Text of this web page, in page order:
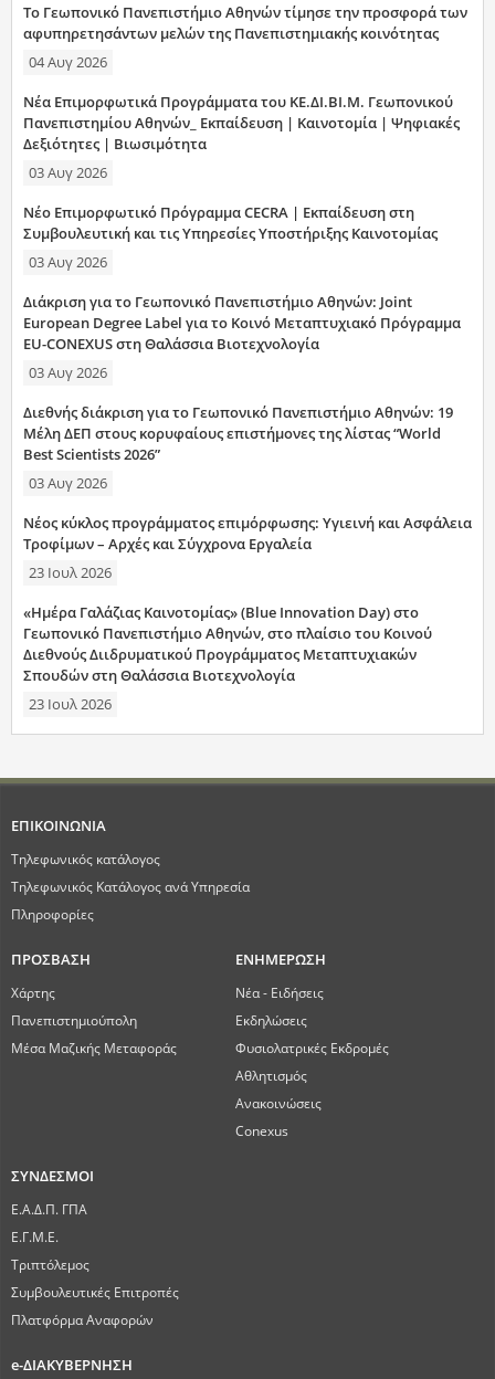
Το Γεωπονικό Πανεπιστήμιο Αθηνών τίμησε την προσφορά των
αφυπηρετησάντων μελών της Πανεπιστημιακής κοινότητας
04 Αυγ 2026
Νέα Επιμορφωτικά Προγράμματα του ΚΕ.ΔΙ.ΒΙ.Μ. Γεωπονικού
Πανεπιστημίου Αθηνών_ Εκπαίδευση | Καινοτομία | Ψηφιακές
Δεξιότητες | Βιωσιμότητα
03 Αυγ 2026
Νέο Επιμορφωτικό Πρόγραμμα CECRA | Εκπαίδευση στη
Συμβουλευτική και τις Υπηρεσίες Υποστήριξης Καινοτομίας
03 Αυγ 2026
Διάκριση για το Γεωπονικό Πανεπιστήμιο Αθηνών: Joint
European Degree Label για το Κοινό Μεταπτυχιακό Πρόγραμμα
EU-CONEXUS στη Θαλάσσια Βιοτεχνολογία
03 Αυγ 2026
Διεθνής διάκριση για το Γεωπονικό Πανεπιστήμιο Αθηνών: 19
Μέλη ΔΕΠ στους κορυφαίους επιστήμονες της λίστας “World
Best Scientists 2026”
03 Αυγ 2026
Νέος κύκλος προγράμματος επιμόρφωσης: Υγιεινή και Ασφάλεια
Τροφίμων – Αρχές και Σύγχρονα Εργαλεία
23 Ιουλ 2026
«Ημέρα Γαλάζιας Καινοτομίας» (Blue Innovation Day) στο
Γεωπονικό Πανεπιστήμιο Αθηνών, στο πλαίσιο του Κοινού
Διεθνούς Διιδρυματικού Προγράμματος Μεταπτυχιακών
Σπουδών στη Θαλάσσια Βιοτεχνολογία
23 Ιουλ 2026
ΕΠΙΚΟΙΝΩΝΙΑ
Τηλεφωνικός κατάλογος
Τηλεφωνικός Κατάλογος ανά Υπηρεσία
Πληροφορίες
ΠΡΟΣΒΑΣΗ
Χάρτης
Πανεπιστημιούπολη
Μέσα Μαζικής Μεταφοράς
ΕΝΗΜΕΡΩΣΗ
Νέα - Ειδήσεις
Εκδηλώσεις
Φυσιολατρικές Εκδρομές
Αθλητισμός
Ανακοινώσεις
Conexus
ΣΥΝΔΕΣΜΟΙ
Ε.Α.Δ.Π. ΓΠΑ
Ε.Γ.Μ.Ε.
Τριπτόλεμος
Συμβουλευτικές Επιτροπές
Πλατφόρμα Αναφορών
e-ΔΙΑΚΥΒΕΡΝΗΣΗ